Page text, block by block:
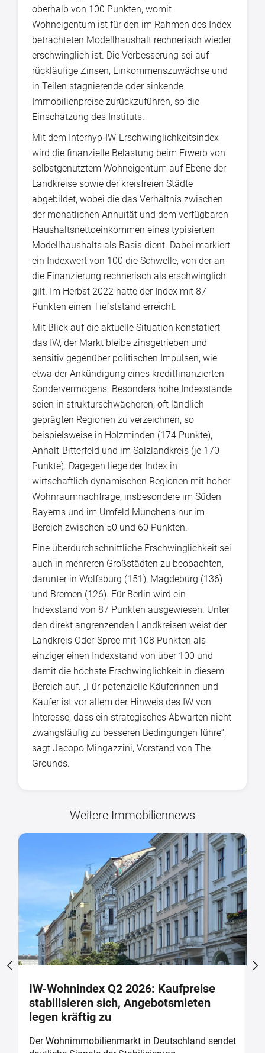
oberhalb von 100 Punkten, womit
Wohneigentum ist für den im Rahmen des Index
betrachteten Modellhaushalt rechnerisch wieder
erschwinglich ist. Die Verbesserung sei auf
rückläufige Zinsen, Einkommenszuwächse und
in Teilen stagnierende oder sinkende
Immobilienpreise zurückzuführen, so die
Einschätzung des Instituts.
Mit dem Interhyp-IW-Erschwinglichkeitsindex
wird die finanzielle Belastung beim Erwerb von
selbstgenutztem Wohneigentum auf Ebene der
Landkreise sowie der kreisfreien Städte
abgebildet, wobei die das Verhältnis zwischen
der monatlichen Annuität und dem verfügbaren
Haushaltsnettoeinkommen eines typisierten
Modellhaushalts als Basis dient. Dabei markiert
ein Indexwert von 100 die Schwelle, von der an
die Finanzierung rechnerisch als erschwinglich
gilt. Im Herbst 2022 hatte der Index mit 87
Punkten einen Tiefststand erreicht.
Mit Blick auf die aktuelle Situation konstatiert
das IW, der Markt bleibe zinsgetrieben und
sensitiv gegenüber politischen Impulsen, wie
etwa der Ankündigung eines kreditfinanzierten
Sondervermögens. Besonders hohe Indexstände
seien in strukturschwächeren, oft ländlich
geprägten Regionen zu verzeichnen, so
beispielsweise in Holzminden (174 Punkte),
Anhalt-Bitterfeld und im Salzlandkreis (je 170
Punkte). Dagegen liege der Index in
wirtschaftlich dynamischen Regionen mit hoher
Wohnraumnachfrage, insbesondere im Süden
Bayerns und im Umfeld Münchens nur im
Bereich zwischen 50 und 60 Punkten.
Eine überdurchschnittliche Erschwinglichkeit sei
auch in mehreren Großstädten zu beobachten,
darunter in Wolfsburg (151), Magdeburg (136)
und Bremen (126). Für Berlin wird ein
Indexstand von 87 Punkten ausgewiesen. Unter
den direkt angrenzenden Landkreisen weist der
Landkreis Oder-Spree mit 108 Punkten als
einziger einen Indexstand von über 100 und
damit die höchste Erschwinglichkeit in diesem
Bereich auf. „Für potenzielle Käuferinnen und
Käufer ist vor allem der Hinweis des IW von
Interesse, dass ein strategisches Abwarten nicht
zwangsläufig zu besseren Bedingungen führe“,
sagt Jacopo Mingazzini, Vorstand von The
Grounds.
Weitere Immobiliennews
IW-Wohnindex Q2 2026: Kaufpreise
stabilisieren sich, Angebotsmieten
legen kräftig zu
Der Wohnimmobilienmarkt in Deutschland sendet